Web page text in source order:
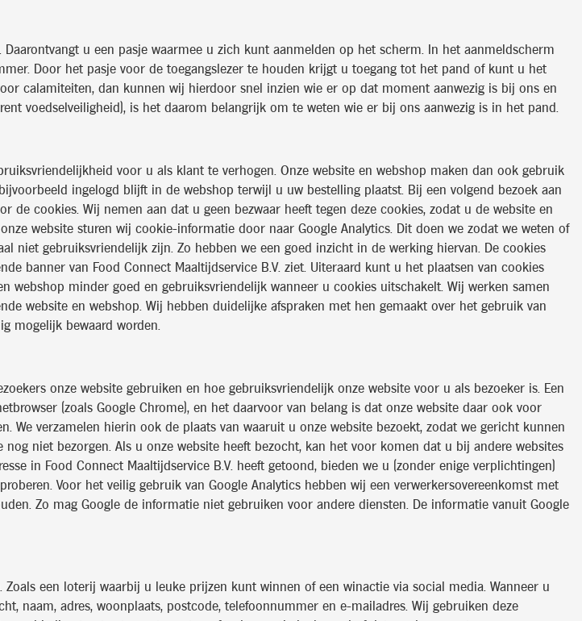
u een pasje waarmee u zich kunt aanmelden op het scherm. In het aanmeldscherm
Door het pasje voor de toegangslezer te houden krijgt u toegang tot het pand of kunt u het
calamiteiten, dan kunnen wij hierdoor snel inzien wie er op dat moment aanwezig is bij ons en
voedselveiligheid), is het daarom belangrijk om te weten wie er bij ons aanwezig is in het pand.
voor u als klant te verhogen. Onze website en webshop maken dan ook gebruik
ingelogd blijft in de webshop terwijl u uw bestelling plaatst. Bij een volgend bezoek aan
cookies. Wij nemen aan dat u geen bezwaar heeft tegen deze cookies, zodat u de website en
website sturen wij cookie-informatie door naar Google Analytics. Dit doen we zodat we weten of
niet gebruiksvriendelijk zijn. Zo hebben we een goed inzicht in de werking hiervan. De cookies
banner van Food Connect Maaltijdservice B.V. ziet. Uiteraard kunt u het plaatsen van cookies
webshop minder goed en gebruiksvriendelijk wanneer u cookies uitschakelt. Wij werken samen
website en webshop. Wij hebben duidelijke afspraken met hen gemaakt over het gebruik van
mogelijk bewaard worden.
onze website gebruiken en hoe gebruiksvriendelijk onze website voor u als bezoeker is. Een
(zoals Google Chrome), en het daarvoor van belang is dat onze website daar ook voor
verzamelen hierin ook de plaats van waaruit u onze website bezoekt, zodat we gericht kunnen
niet bezorgen. Als u onze website heeft bezocht, kan het voor komen dat u bij andere websites
in Food Connect Maaltijdservice B.V. heeft getoond, bieden we u (zonder enige verplichtingen)
Voor het veilig gebruik van Google Analytics hebben wij een verwerkersovereenkomst met
Zo mag Google de informatie niet gebruiken voor andere diensten. De informatie vanuit Google
een loterij waarbij u leuke prijzen kunt winnen of een winactie via social media. Wanneer u
naam, adres, woonplaats, postcode, telefoonnummer en e-mailadres. Wij gebruiken deze